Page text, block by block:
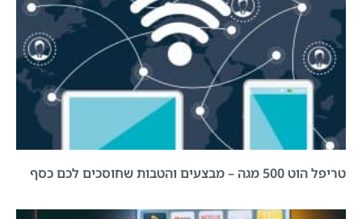
טריפל הוט 500 מגה – מבצעים והטבות שחוסכים לכם כסף